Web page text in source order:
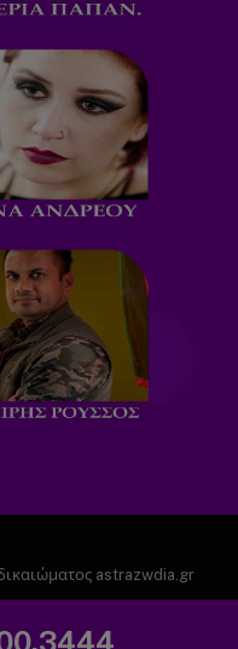
astrazwdia.gr